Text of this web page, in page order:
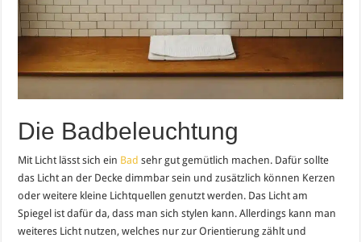
Die Badbeleuchtung
Mit Licht lässt sich ein Bad sehr gut gemütlich machen. Dafür sollte
das Licht an der Decke dimmbar sein und zusätzlich können Kerzen
oder weitere kleine Lichtquellen genutzt werden. Das Licht am
Spiegel ist dafür da, dass man sich stylen kann. Allerdings kann man
weiteres Licht nutzen, welches nur zur Orientierung zählt und